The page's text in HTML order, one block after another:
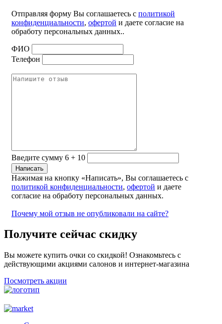
Отправляя форму Вы соглашаетесь с политикой
конфиденциальности, офертой и даете согласие на
обработу персональных данных..
ФИО
Телефон
Введите сумму 6 + 10
Нажимая на кнопку «Написать», Вы соглашаетесь с
политикой конфиденциальности, офертой и даете
согласие на обработу персональных данных.
Почему мой отзыв не опубликовали на сайте?
Получите сейчас скидку
Вы можете купить очки со скидкой! Ознакомьтесь с
действующими акциями салонов и интернет-магазина
Посмотреть акции